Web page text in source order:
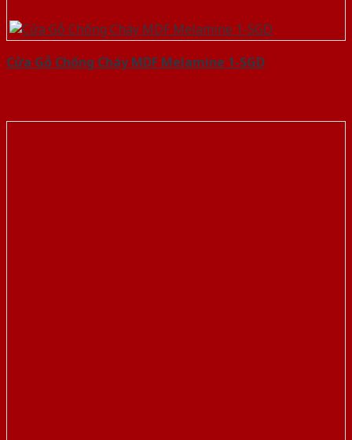
Cửa Gỗ Chống Cháy MDF Melamine 1-SGD